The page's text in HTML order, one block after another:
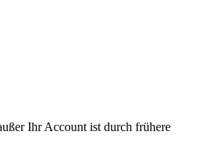
Ihr Account ist durch frühere